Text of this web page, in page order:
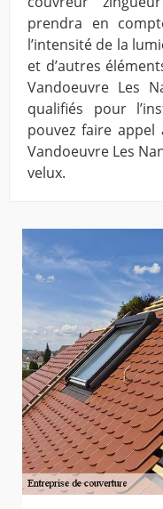
prendra en
l’intensité de la
et d’autres
Vandoeuvre Les
qualifiés pour
pouvez faire appel
Vandoeuvre Les
velux.